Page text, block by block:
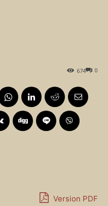
0
674
Version PDF